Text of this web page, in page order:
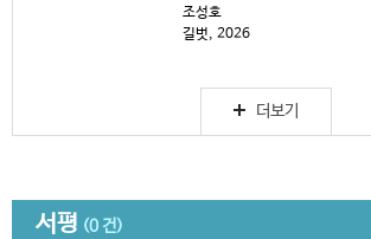
조성호
길벗, 2026
더보기
서평 (0 건)